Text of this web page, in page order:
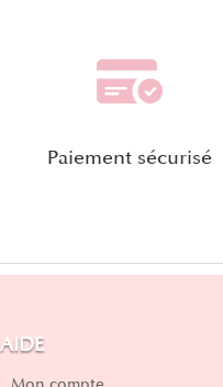
Paiement sécurisé
AIDE